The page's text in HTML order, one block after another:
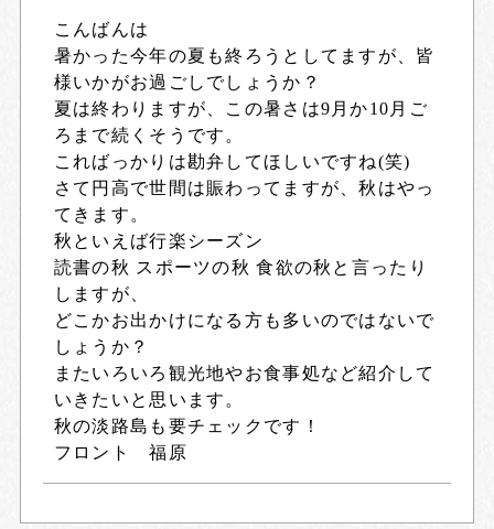
こんばんは
暑かった今年の夏も終ろうとしてますが、皆
様いかがお過ごしでしょうか？
夏は終わりますが、この暑さは9月か10月ご
ろまで続くそうです。
こればっかりは勘弁してほしいですね(笑)
さて円高で世間は賑わってますが、秋はやっ
てきます。
秋といえば行楽シーズン
読書の秋 スポーツの秋 食欲の秋と言ったり
しますが、
どこかお出かけになる方も多いのではないで
しょうか？
またいろいろ観光地やお食事処など紹介して
いきたいと思います。
秋の淡路島も要チェックです！
フロント 福原